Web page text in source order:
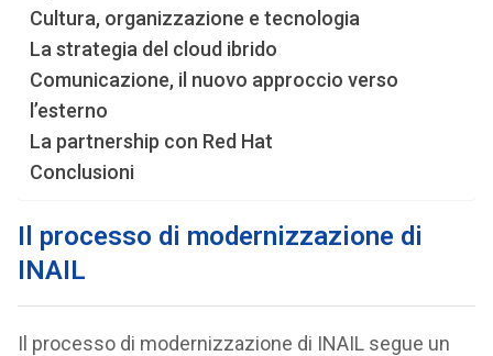
Cultura, organizzazione e tecnologia
La strategia del cloud ibrido
Comunicazione, il nuovo approccio verso
l’esterno
La partnership con Red Hat
Conclusioni
Il processo di modernizzazione di
INAIL
Il processo di modernizzazione di INAIL segue un